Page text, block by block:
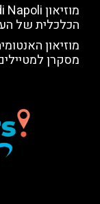
הכלכלית של
מוזיאון
מסקרן